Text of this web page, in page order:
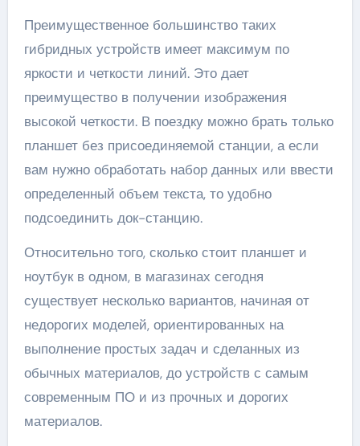
Преимущественное большинство таких
гибридных устройств имеет максимум по
яркости и четкости линий. Это дает
преимущество в получении изображения
высокой четкости. В поездку можно брать только
планшет без присоединяемой станции, а если
вам нужно обработать набор данных или ввести
определенный объем текста, то удобно
подсоединить док-станцию.
Относительно того, сколько стоит планшет и
ноутбук в одном, в магазинах сегодня
существует несколько вариантов, начиная от
недорогих моделей, ориентированных на
выполнение простых задач и сделанных из
обычных материалов, до устройств с самым
современным ПО и из прочных и дорогих
материалов.